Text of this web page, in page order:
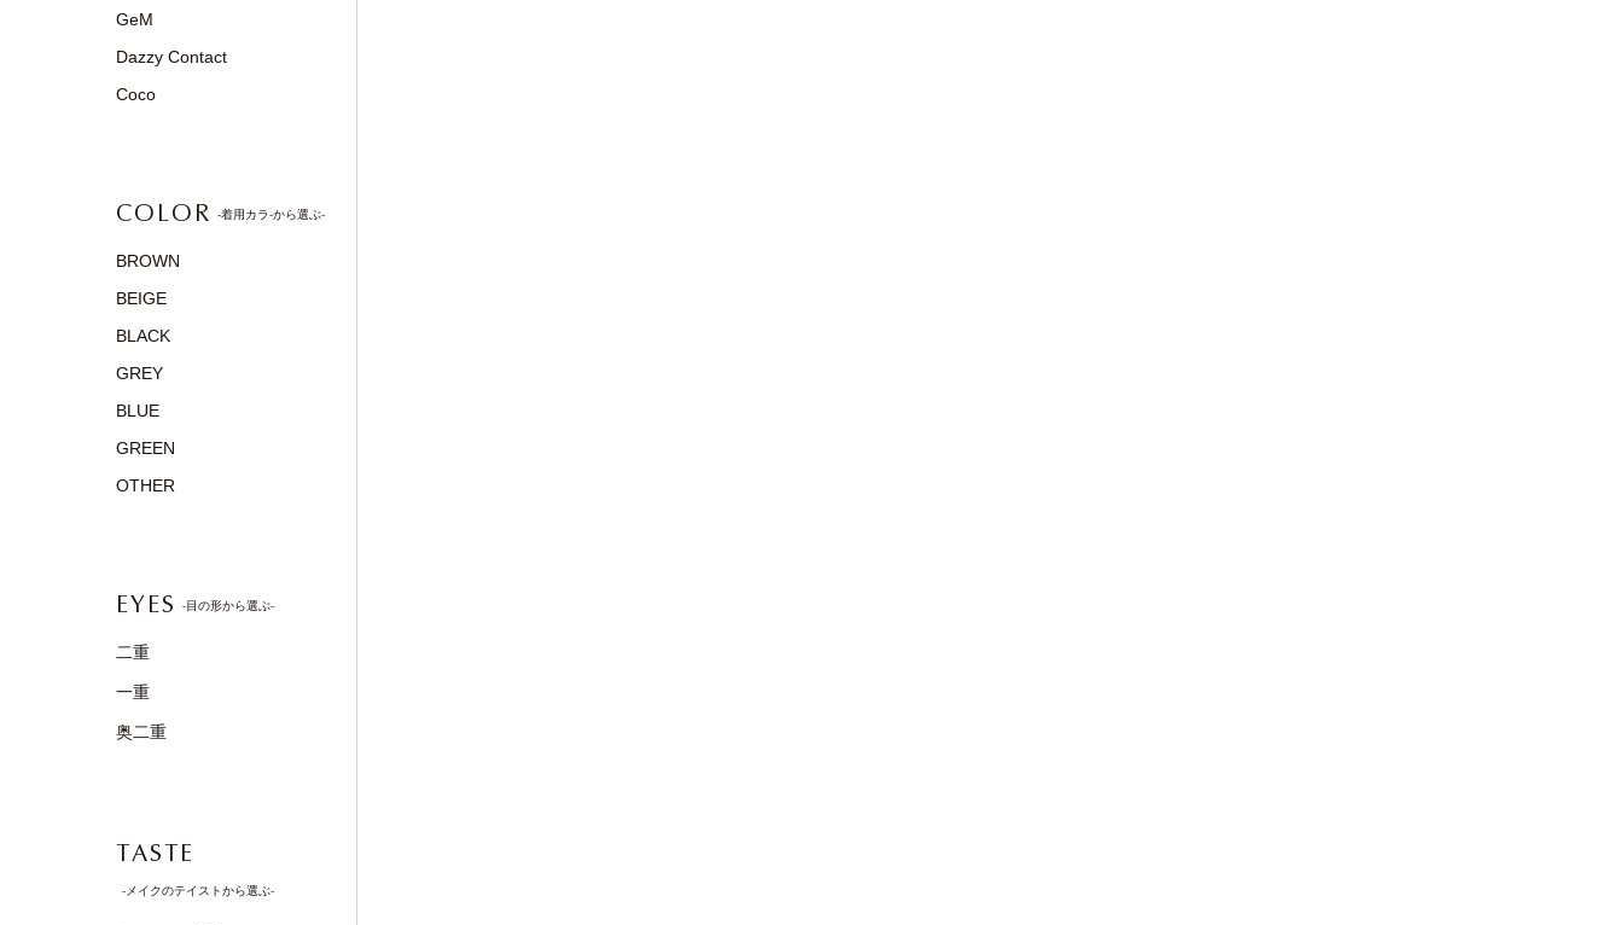
GeM
Dazzy Contact
Coco
COLOR -着用カラ-から選ぶ-
BROWN
BEIGE
BLACK
GREY
BLUE
GREEN
OTHER
EYES -目の形から選ぶ-
二重
一重
奥二重
TASTE
-メイクのテイストから選ぶ-